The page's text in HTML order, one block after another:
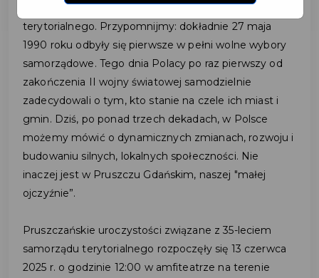
jubileusz: 35-lecie odrodzonego samorządu
terytorialnego. Przypomnijmy: dokładnie 27 maja
1990 roku odbyły się pierwsze w pełni wolne wybory
samorządowe. Tego dnia Polacy po raz pierwszy od
zakończenia II wojny światowej samodzielnie
zadecydowali o tym, kto stanie na czele ich miast i
gmin. Dziś, po ponad trzech dekadach, w Polsce
możemy mówić o dynamicznych zmianach, rozwoju i
budowaniu silnych, lokalnych społeczności. Nie
inaczej jest w Pruszczu Gdańskim, naszej "małej
ojczyźnie”.
Pruszczańskie uroczystości związane z 35-leciem
samorządu terytorialnego rozpoczęły się 13 czerwca
2025 r. o godzinie 12:00 w amfiteatrze na terenie